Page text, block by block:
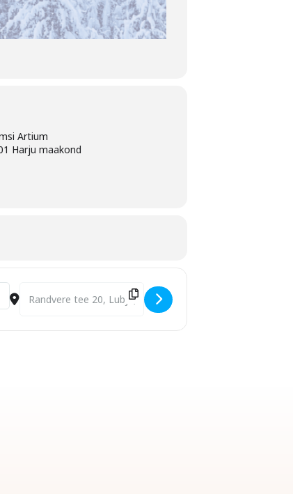
Artium
Harju maakond
Destination Address - Viimsi Teaduskooli jõuluaktus 20.